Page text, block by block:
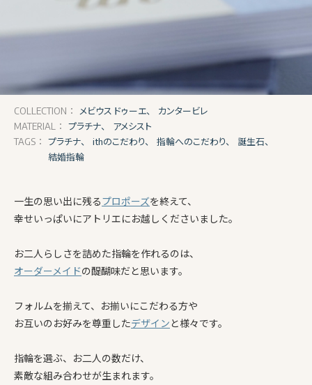
COLLECTION： メビウス ドゥーエ、 カンタービレ
MATERIAL： プラチナ、 アメシスト
TAGS： プラチナ、 ithのこだわり、 指輪へのこだわり、
誕生石、
結婚指輪
一生の思い出に残るプロポーズを終えて、
幸せいっぱいにアトリエにお越しくださいました。
お二人らしさを詰めた指輪を作れるのは、
オーダーメイドの醍醐味だと思います。
フォルムを揃えて、お揃いにこだわる方や
お互いのお好みを尊重したデザインと様々です。
指輪を選ぶ、お二人の数だけ、
素敵な組み合わせが生まれます。